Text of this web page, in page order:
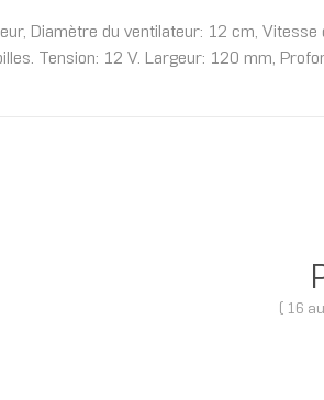
Diamètre du ventilateur: 12 cm,
Tension: 12 V. Largeur: 120 mm,
( 16